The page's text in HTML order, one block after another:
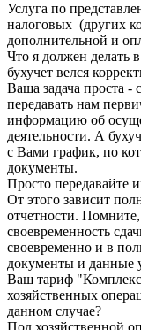
Услуга по
налоговых (других
дополнительной и
Что я должен делать
бухучет велся
Ваша задача проста -
передавать нам
информацию об
деятельности. А
с Вами график, по
документы.
Просто передавайте
От этого зависит
отчетности.
своевременность
своевременно и в
документы и данные
Ваш тариф
хозяйственных
данном случае?